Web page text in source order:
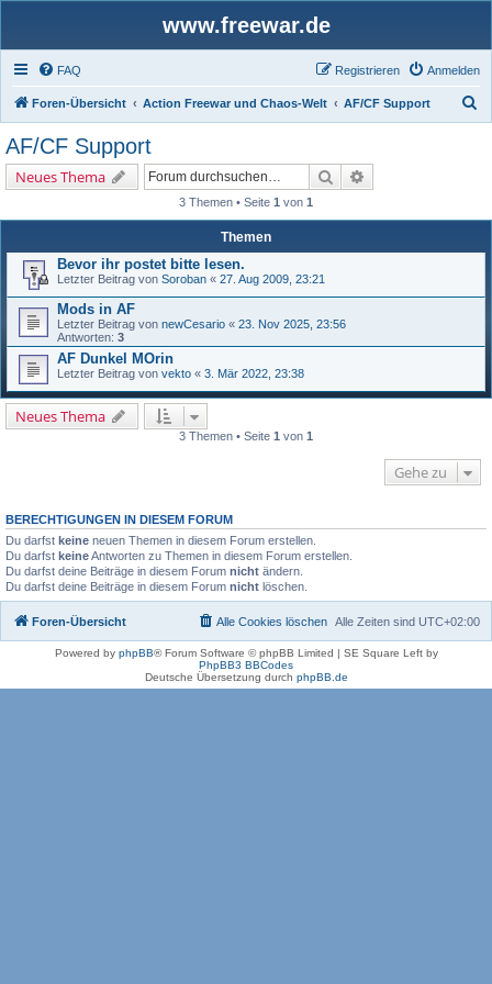
www.freewar.de
FAQ Anmelden
Registrieren
Foren-Übersicht Action Freewar und Chaos-Welt AF/CF Support
AF/CF Support
Neues Thema Suche
3 Themen • Seite 1 von 1
Themen
Bevor ihr postet bitte lesen.
Letzter Beitrag von Soroban « 27. Aug 2009, 23:21
Mods in AF
Letzter Beitrag von newCesario « 23. Nov 2025, 23:56
Antworten: 3
AF Dunkel MOrin
Letzter Beitrag von vekto « 3. Mär 2022, 23:38
Neues Thema
3 Themen • Seite 1 von 1
Gehe zu
BERECHTIGUNGEN IN DIESEM FORUM
Du darfst keine neuen Themen in diesem Forum erstellen.
Du darfst keineAntworten zu Themen in diesem Forum erstellen.
Du darfst deine Beiträge in diesem Forum nicht ändern.
Du darfst deine Beiträge in diesem Forum nicht löschen.
Foren-Übersicht Alle Zeiten sind UTC+02:00
Alle Cookies löschen
Powered by phpBB® Forum Software © phpBB Limited | SE Square Left by
PhpBB3 BBCodes
Deutsche Übersetzung durch phpBB.de